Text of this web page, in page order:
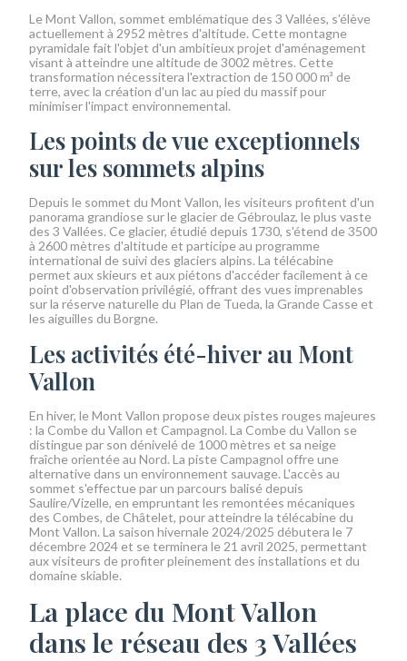
Le Mont Vallon, sommet emblématique des 3 Vallées, s'élève
actuellement à 2952 mètres d'altitude. Cette montagne
pyramidale fait l'objet d'un ambitieux projet d'aménagement
visant à atteindre une altitude de 3002 mètres. Cette
transformation nécessitera l'extraction de 150 000 m³ de
terre, avec la création d'un lac au pied du massif pour
minimiser l'impact environnemental.
Les points de vue exceptionnels
sur les sommets alpins
Depuis le sommet du Mont Vallon, les visiteurs profitent d'un
panorama grandiose sur le glacier de Gébroulaz, le plus vaste
des 3 Vallées. Ce glacier, étudié depuis 1730, s'étend de 3500
à 2600 mètres d'altitude et participe au programme
international de suivi des glaciers alpins. La télécabine
permet aux skieurs et aux piétons d'accéder facilement à ce
point d'observation privilégié, offrant des vues imprenables
sur la réserve naturelle du Plan de Tueda, la Grande Casse et
les aiguilles du Borgne.
Les activités été-hiver au Mont
Vallon
En hiver, le Mont Vallon propose deux pistes rouges majeures
: la Combe du Vallon et Campagnol. La Combe du Vallon se
distingue par son dénivelé de 1000 mètres et sa neige
fraîche orientée au Nord. La piste Campagnol offre une
alternative dans un environnement sauvage. L'accès au
sommet s'effectue par un parcours balisé depuis
Saulire/Vizelle, en empruntant les remontées mécaniques
des Combes, de Châtelet, pour atteindre la télécabine du
Mont Vallon. La saison hivernale 2024/2025 débutera le 7
décembre 2024 et se terminera le 21 avril 2025, permettant
aux visiteurs de profiter pleinement des installations et du
domaine skiable.
La place du Mont Vallon
dans le réseau des 3 Vallées